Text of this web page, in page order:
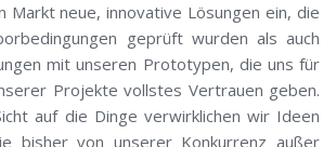
Markt neue, innovative Lösungen ein, die
geprüft wurden als auch
mit unseren Prototypen, die uns für
Projekte vollstes Vertrauen geben.
auf die Dinge verwirklichen wir Ideen
bisher von unserer Konkurrenz außer